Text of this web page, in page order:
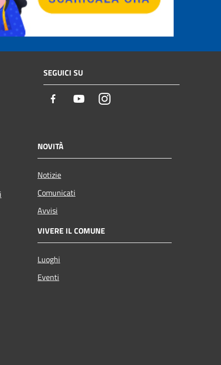
SEGUICI SU
Facebook YoutubeInstagram
NOVITÀ
Notizie
Comunicati
Avvisi
VIVERE IL COMUNE
Luoghi
Eventi